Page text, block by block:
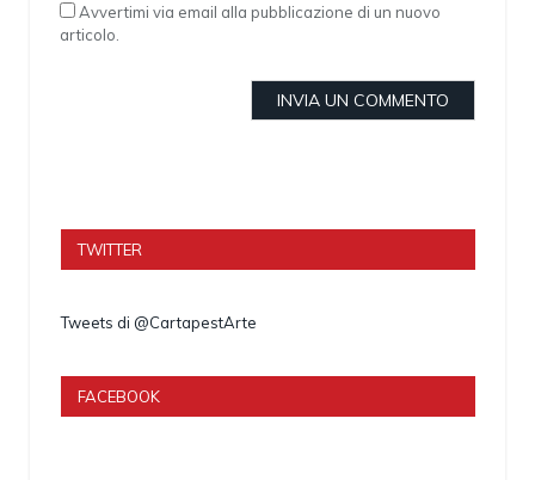
Avvertimi via email alla pubblicazione di un nuovo
articolo.
TWITTER
Tweets di @CartapestArte
FACEBOOK